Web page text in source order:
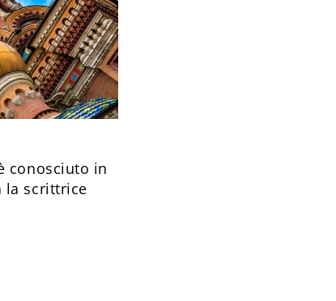
conosciuto in
la scrittrice